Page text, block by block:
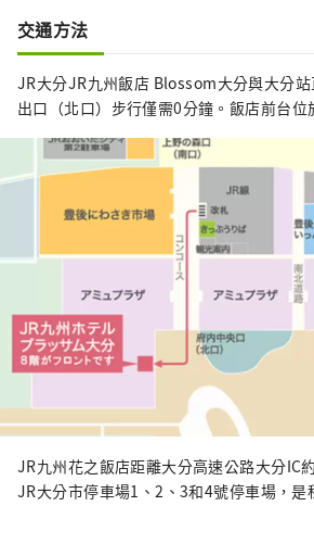
交通方法
JR大分JR九州飯店 Blossom大分與大分
出口（北口）步行僅需0分鐘。飯店前台位
JR九州花之飯店距離大分高速公路大分IC
JR大分市停車場1、2、3和4號停車場，是